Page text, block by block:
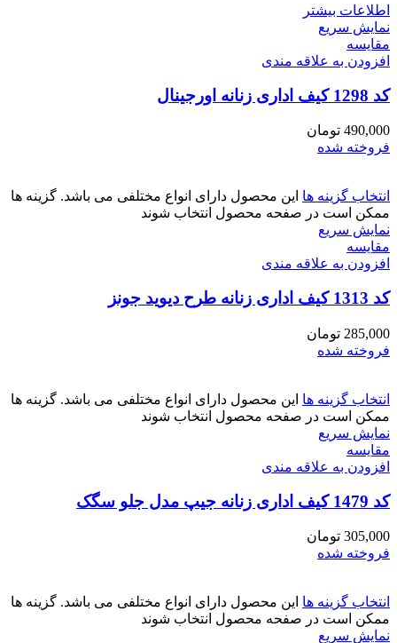
اطلاعات بیشتر
نمایش سریع
مقايسه
افزودن به علاقه مندی
کد 1298 کیف اداری زنانه اورجینال
490,000 تومان
فروخته شده
انتخاب گزینه ها این محصول دارای انواع مختلفی می باشد. گزینه ها
ممکن است در صفحه محصول انتخاب شوند
نمایش سریع
مقايسه
افزودن به علاقه مندی
کد 1313 کیف اداری زنانه طرح دیوید جونز
285,000 تومان
فروخته شده
انتخاب گزینه ها این محصول دارای انواع مختلفی می باشد. گزینه ها
ممکن است در صفحه محصول انتخاب شوند
نمایش سریع
مقايسه
افزودن به علاقه مندی
کد 1479 کیف اداری زنانه جیپ مدل جلو سگک
305,000 تومان
فروخته شده
انتخاب گزینه ها این محصول دارای انواع مختلفی می باشد. گزینه ها
ممکن است در صفحه محصول انتخاب شوند
نمایش سریع